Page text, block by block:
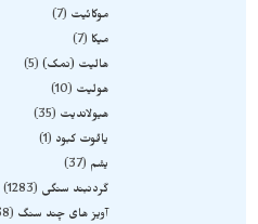
موکائیت
7
میکا
7
هالیت (نمک) 5
هولیت
10
هیولاندیت
35
یاقوت کبود
1
یشم
37
گردنبند سنگی
1283
آویز های چند سنگ